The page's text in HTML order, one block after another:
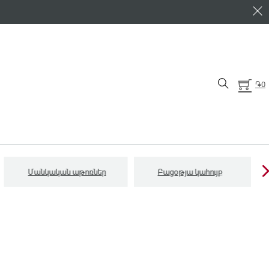
֏0
Մանկական աթոռներ Բացօթյա կահույք